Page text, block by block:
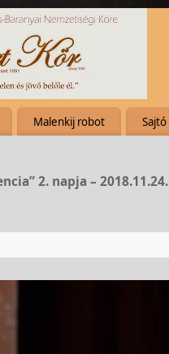
Malenkij robot Sajtó
2. napja – 2018.11.24.